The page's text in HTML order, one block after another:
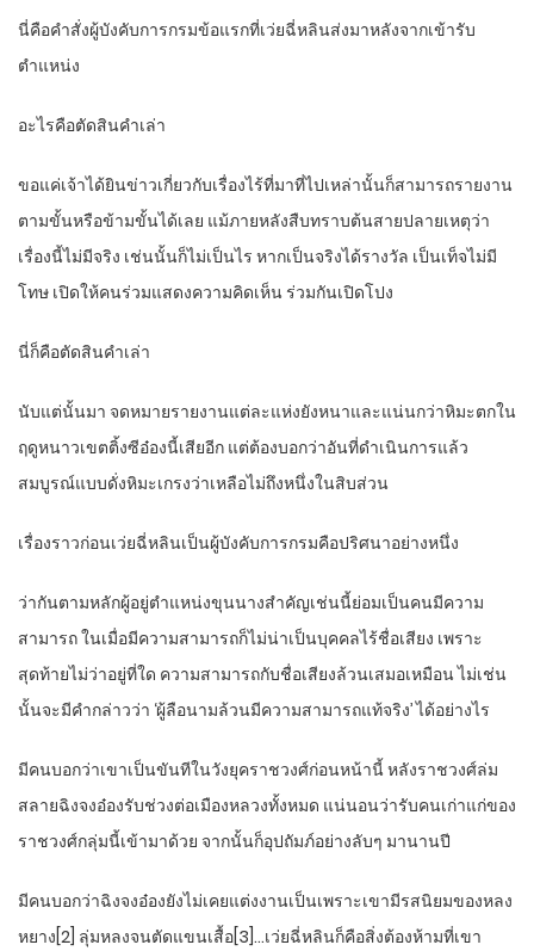
นี่คือคำสั่งผู้บังคับการกรมข้อแรกที่เว่ยฉี่หลินส่งมาหลังจากเข้ารับ
ตำแหน่ง
อะไรคือตัดสินคำเล่า
ขอแค่เจ้าได้ยินข่าวเกี่ยวกับเรื่องไร้ที่มาที่ไปเหล่านั้นก็สามารถรายงาน
ตามขั้นหรือข้ามขั้นได้เลย แม้ภายหลังสืบทราบต้นสายปลายเหตุว่า
เรื่องนี้ไม่มีจริง เช่นนั้นก็ไม่เป็นไร หากเป็นจริงได้รางวัล เป็นเท็จไม่มี
โทษ เปิดให้คนร่วมแสดงความคิดเห็น ร่วมกันเปิดโปง
นี่ก็คือตัดสินคำเล่า
นับแต่นั้นมา จดหมายรายงานแต่ละแห่งยังหนาและแน่นกว่าหิมะตกใน
ฤดูหนาวเขตติ้งซีอ๋องนี้เสียอีก แต่ต้องบอกว่าอันที่ดำเนินการแล้ว
สมบูรณ์แบบดั่งหิมะเกรงว่าเหลือไม่ถึงหนึ่งในสิบส่วน
เรื่องราวก่อนเว่ยฉี่หลินเป็นผู้บังคับการกรมคือปริศนาอย่างหนึ่ง
ว่ากันตามหลักผู้อยู่ตำแหน่งขุนนางสำคัญเช่นนี้ย่อมเป็นคนมีความ
สามารถ ในเมื่อมีความสามารถก็ไม่น่าเป็นบุคคลไร้ชื่อเสียง เพราะ
สุดท้ายไม่ว่าอยู่ที่ใด ความสามารถกับชื่อเสียงล้วนเสมอเหมือน ไม่เช่น
นั้นจะมีคำกล่าวว่า ‘ผู้ลือนามล้วนมีความสามารถแท้จริง’ ได้อย่างไร
มีคนบอกว่าเขาเป็นขันทีในวังยุคราชวงศ์ก่อนหน้านี้ หลังราชวงศ์ล่ม
สลายฉิงจงอ๋องรับช่วงต่อเมืองหลวงทั้งหมด แน่นอนว่ารับคนเก่าแก่ของ
ราชวงศ์กลุ่มนี้เข้ามาด้วย จากนั้นก็อุปถัมภ์อย่างลับๆ มานานปี
มีคนบอกว่าฉิงจงอ๋องยังไม่เคยแต่งงานเป็นเพราะเขามีรสนิยมของหลง
หยาง[2] ลุ่มหลงจนตัดแขนเสื้อ[3]…เว่ยฉี่หลินก็คือสิ่งต้องห้ามที่เขา